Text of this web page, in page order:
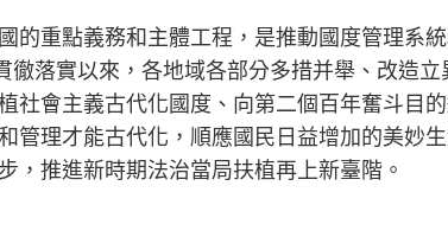
重點義務和主體工程，是推動國度管理系
徹落實以來，各地域各部分多措并舉、改造
社會主義古代化國度、向第二個百年奮斗目
管理才能古代化，順應國民日益增加的美妙
，推進新時期法治當局扶植再上新臺階。